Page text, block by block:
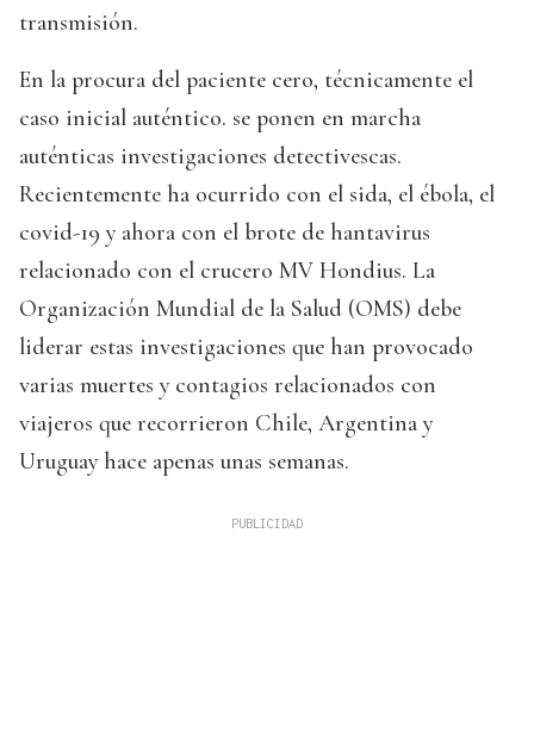
transmisión.
En la procura del paciente cero, técnicamente el
caso inicial auténtico. se ponen en marcha
auténticas investigaciones detectivescas.
Recientemente ha ocurrido con el sida, el ébola, el
covid-19 y ahora con el brote de hantavirus
relacionado con el crucero MV Hondius. La
Organización Mundial de la Salud (OMS) debe
liderar estas investigaciones que han provocado
varias muertes y contagios relacionados con
viajeros que recorrieron Chile, Argentina y
Uruguay hace apenas unas semanas.